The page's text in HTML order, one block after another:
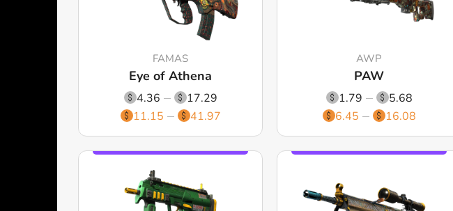
FAMAS
Eye of Athena
4.36
17.29
11.15
41.97
AWP
PAW
1.79
5.68
6.45
16.08